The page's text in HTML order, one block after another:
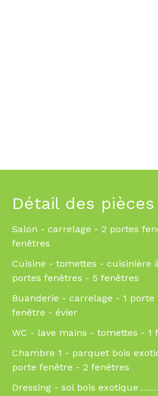
Détail des pièces
Salon - carrelage - 2 portes
fenêtres
Cuisine - tomettes - cuisinière
portes fenêtres - 5 fenêtres
Buanderie - carrelage - 1 porte
fenêtre - évier
WC - lave mains - tomettes - 1
Chambre 1 - parquet bois
porte fenêtre - 2 fenêtres
Dressing - sol bois exotique